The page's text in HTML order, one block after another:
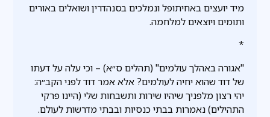
מיד יועצים באחיתופל ונמלכים בסנהדרין ושואלים באורים
ותומים ויוצאים למלחמה.
*
"אגורה באהלך עולמים" (תהלים ס״א) – וכי עלה על דעתו
של דוד שהוא יחיה לעולמים? אלא אמר דוד לפני הקב״ה:
יהי רצון מלפניך שיהיו שירות ותשבחות שלי (היינו פרקי
התהילים) נאמרות בבתי כנסיות ובבתי מדרשות לעולם.